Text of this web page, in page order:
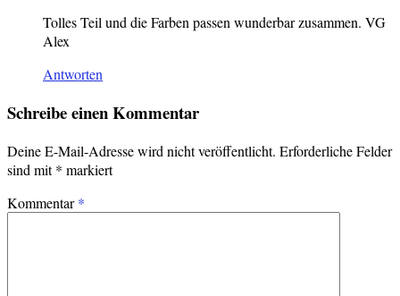
Tolles Teil und die Farben passen wunderbar zusammen. VG
Alex
Antworten
Schreibe einen Kommentar
Deine E-Mail-Adresse wird nicht veröffentlicht. Erforderliche Felder
sind mit* markiert
Kommentar*